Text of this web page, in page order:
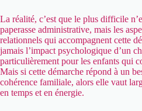
La réalité, c’est que le plus difficile
paperasse administrative, mais les
relationnels qui accompagnent cette
jamais l’impact psychologique d’un
particulièrement pour les enfants qui
Mais si cette démarche répond à un
cohérence familiale, alors elle vaut
en temps et en énergie.